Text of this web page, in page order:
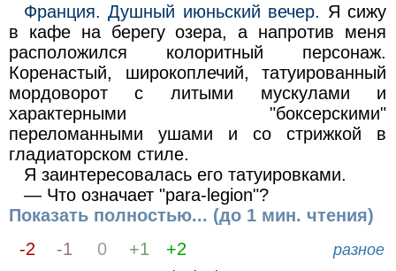
Франция. Душный июньский вечер. Я сижу
в кафе на берегу озера, а напротив меня
расположился колоритный персонаж.
Коренастый, широкоплечий, татуированный
мордоворот с литыми мускулами и
характерными "боксерскими"
переломанными ушами и со стрижкой в
гладиаторском стиле.
Я заинтересовалась его татуировками.
— Что означает "para-legion"?
Показать полностью... (до 1 мин. чтения)
-2
-1 0 +1 +2 разное